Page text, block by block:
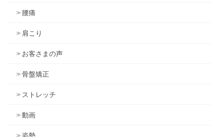
腰痛
肩こり
お客さまの声
骨盤矯正
ストレッチ
動画